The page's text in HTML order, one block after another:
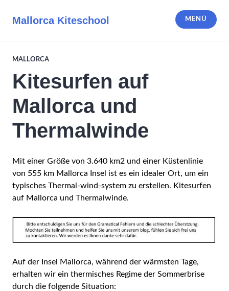
InhaltMallorca Kiteschool MENÜ
MALLORCA
Kitesurfen auf
Mallorca und
Thermalwinde
Mit einer Größe von 3.640 km2 und einer Küstenlinie
von 555 km Mallorca Insel ist es ein idealer Ort, um ein
typisches Thermal-wind-system zu erstellen. Kitesurfen
auf Mallorca und Thermalwinde.
Auf der Insel Mallorca, während der wärmsten Tage,
erhalten wir ein thermisches Regime der Sommerbrise
durch die folgende Situation: